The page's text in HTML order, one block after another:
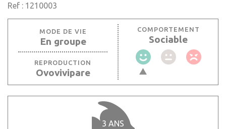
Ref : 1210003
MODE DE VIE
En groupe
REPRODUCTION
Ovovivipare
COMPORTEMENT
Sociable
3 ANS